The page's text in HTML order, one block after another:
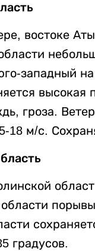
востоке
западный
гроза.
18 м/с.
градусов.